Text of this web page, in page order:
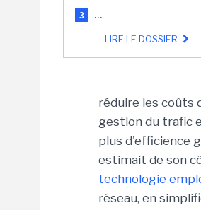
3 ...
LIRE LE DOSSIER
réduire les coûts
gestion du trafic
plus d'efficience
estimait de son
technologie
réseau, en